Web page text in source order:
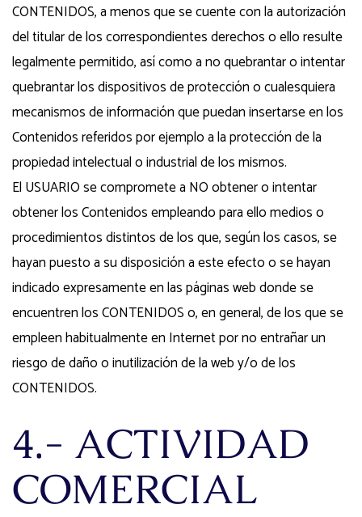
CONTENIDOS, a menos que se cuente con la autorización
del titular de los correspondientes derechos o ello resulte
legalmente permitido, así como a no quebrantar o intentar
quebrantar los dispositivos de protección o cualesquiera
mecanismos de información que puedan insertarse en los
Contenidos referidos por ejemplo a la protección de la
propiedad intelectual o industrial de los mismos.
El USUARIO se compromete a NO obtener o intentar
obtener los Contenidos empleando para ello medios o
procedimientos distintos de los que, según los casos, se
hayan puesto a su disposición a este efecto o se hayan
indicado expresamente en las páginas web donde se
encuentren los CONTENIDOS o, en general, de los que se
empleen habitualmente en Internet por no entrañar un
riesgo de daño o inutilización de la web y/o de los
CONTENIDOS.
4.- ACTIVIDAD
COMERCIAL